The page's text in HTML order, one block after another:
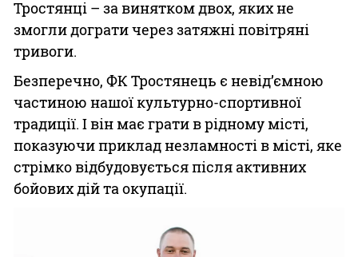
Тростянці – за винятком двох, яких не
змогли дограти через затяжні повітряні
тривоги.
Безперечно, ФК Тростянець є невід’ємною
частиною нашої культурно-спортивної
традиції. І він має грати в рідному місті,
показуючи приклад незламності в місті, яке
стрімко відбудовується після активних
бойових дій та окупації.